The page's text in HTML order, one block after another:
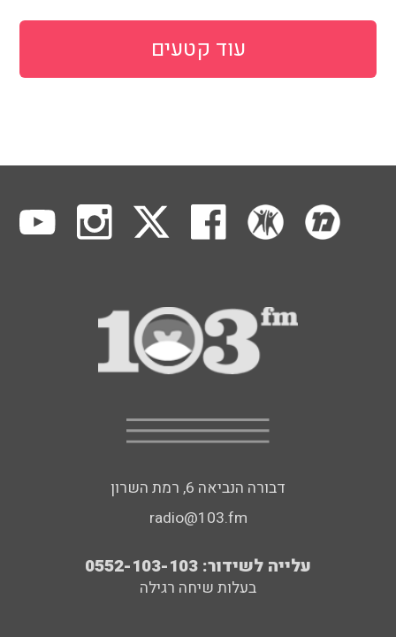
עוד קטעים
דבורה הנביאה 6, רמת השרון
radio@103.fm
עלייה לשידור: 0552-103-103
בעלות שיחה רגילה